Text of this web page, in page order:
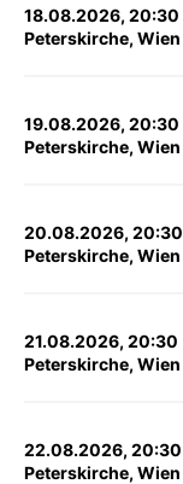
18.08.2026, 20:30
Peterskirche, Wien
19.08.2026, 20:30
Peterskirche, Wien
20.08.2026, 20:30
Peterskirche, Wien
21.08.2026, 20:30
Peterskirche, Wien
22.08.2026, 20:30
Peterskirche, Wien